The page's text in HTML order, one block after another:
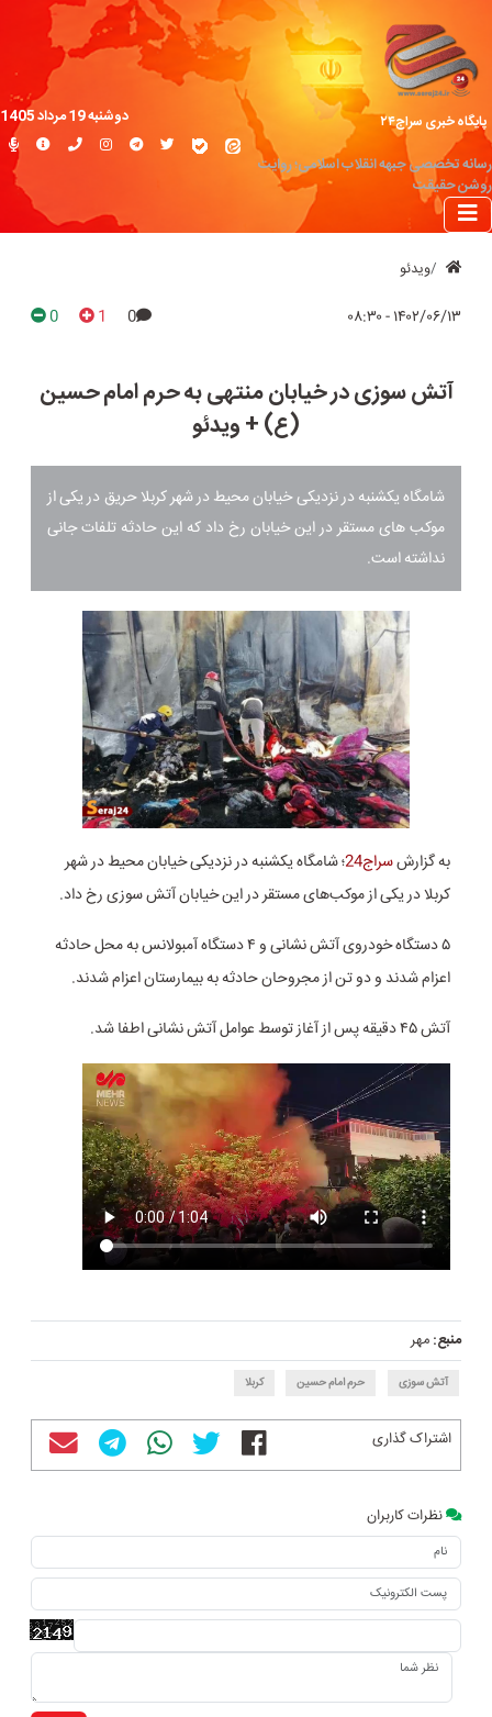
پایگاه خبری سراج۲۴
رسانه تخصصی جبهه انقلاب اسلامی؛ روایت
روشن حقیقت
دوشنبه 19 مرداد 1405
ویدئو
۱۴۰۲/۰۶/۱۳ - ۰۸:۳۰ 0
1
0
آتش سوزی در خیابان منتهی به حرم امام حسین
(ع) + ویدئو
شامگاه یکشنبه در نزدیکی خیابان محیط در شهر کربلا حریق در یکی از
موکب های مستقر در این خیابان رخ داد که این حادثه تلفات جانی
نداشته است.
به گزارشسراج24
؛ شامگاه یکشنبه در نزدیکی خیابان محیط در شهر
کربلا در یکی از موکب‌های مستقر در این خیابان آتش سوزی رخ داد.
۵ دستگاه خودروی آتش نشانی و ۴ دستگاه آمبولانس به محل حادثه
اعزام شدند و دو تن از مجروحان حادثه به بیمارستان اعزام شدند.
آتش ۴۵ دقیقه پس از آغاز توسط عوامل آتش نشانی اطفا شد.
منبع:مهر
آتش سوزی حرم امام حسین کربلا
اشتراک گذاری
نظرات کاربران